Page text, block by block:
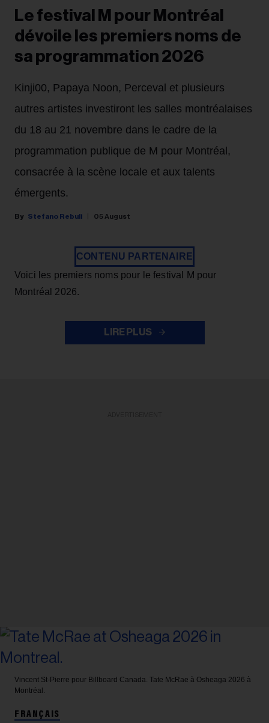
Le festival M pour Montréal
dévoile les premiers noms de
sa programmation 2026
Kinji00, Papaya Noon, Perceval et plusieurs
autres artistes investiront les salles montréalaises
du 18 au 21 novembre dans le cadre de la
programmation publique de M pour Montréal,
consacrée à la scène locale et aux talents
émergents.
Stefano Rebuli 05 August
CONTENU PARTENAIRE
Voici les premiers noms pour le festival M pour
Montréal 2026.
LIRE PLUS
Vincent St-Pierre pour Billboard Canada. Tate McRae à Osheaga 2026 à
Montréal.
FRANÇAIS